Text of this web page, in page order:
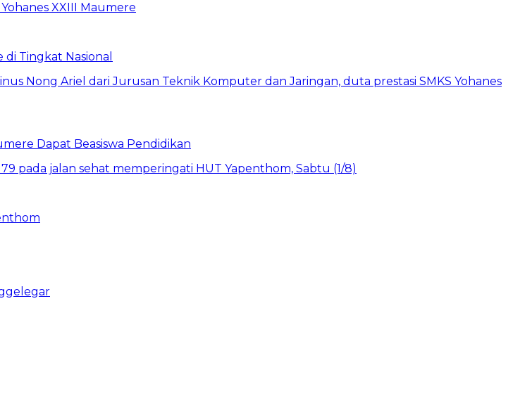
Tingkat Nasional
Dapat Beasiswa Pendidikan